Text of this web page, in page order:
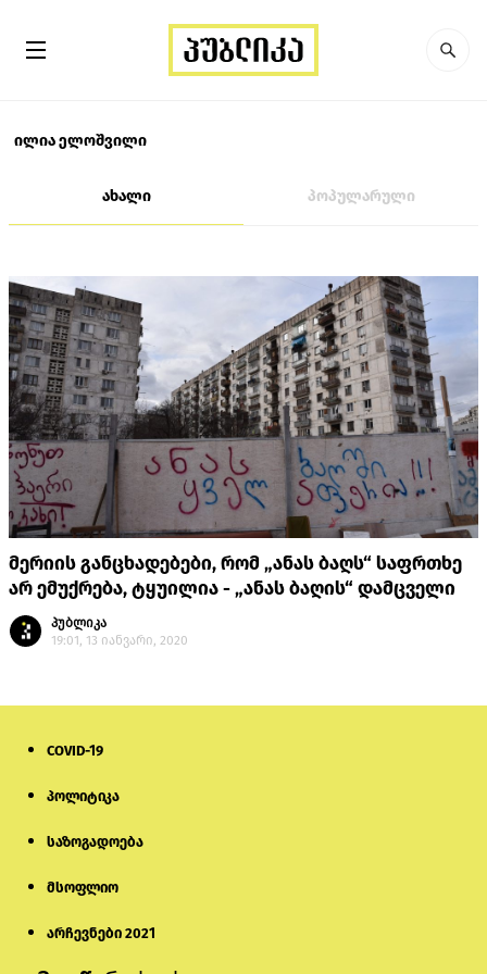
ილია ელოშვილი
ახალი პოპულარული
მერიის განცხადებები, რომ „ანას ბაღს“ საფრთხე
არ ემუქრება, ტყუილია - „ანას ბაღის“ დამცველი
პუბლიკა
19:01, 13 იანვარი, 2020
COVID-19
პოლიტიკა
საზოგადოება
მსოფლიო
არჩევნები 2021